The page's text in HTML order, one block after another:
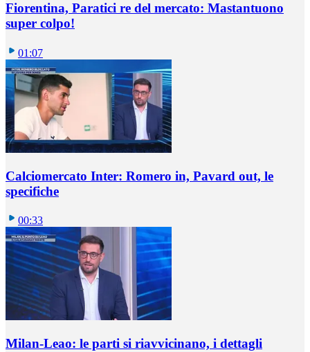
Fiorentina, Paratici re del mercato: Mastantuono
super colpo!
01:07
Calciomercato Inter: Romero in, Pavard out, le
specifiche
00:33
Milan-Leao: le parti si riavvicinano, i dettagli